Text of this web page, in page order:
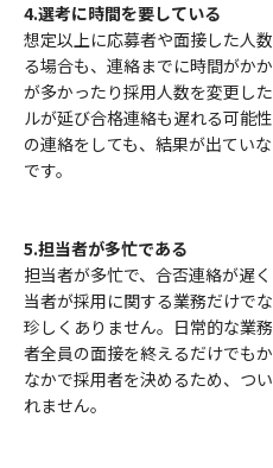
4.選考に時間を要している
想定以上に応募者や面接した人
る場合も、連絡までに時間がか
が多かったり採用人数を変更し
ルが延び合格連絡も遅れる可能
の連絡をしても、結果が出てい
です。
5.担当者が多忙である
担当者が多忙で、合否連絡が遅
当者が採用に関する業務だけで
珍しくありません。日常的な業
者全員の面接を終えるだけでも
なかで採用者を決めるため、つ
れません。